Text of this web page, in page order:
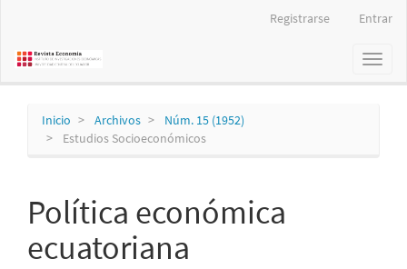
principal
Registrarse Entrar
Toggle
Inicio Archivos
Núm. 15 (1952)
Estudios Socioeconómicos
Política económica
ecuatoriana